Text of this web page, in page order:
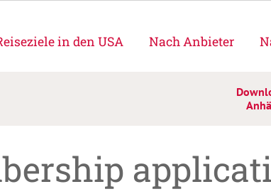
in den USA Nach Anbieter